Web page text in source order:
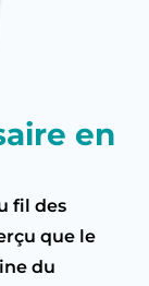
en
fil des
que le
du